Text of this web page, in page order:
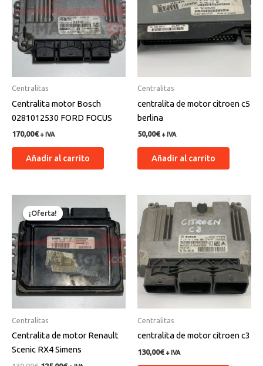
Centralitas
Centralita motor Bosch
0281012530 FORD FOCUS
170,00€ + IVA
Añadir al carrito
Centralitas
centralita de motor citroen c5
berlina
50,00€ + IVA
Añadir al carrito
¡Oferta!
¡Oferta!
Centralitas
Centralita de motor Renault
Scenic RX4 Simens
precio
original
era:
130,00€.
precio
actual
es:
125,00€.
Centralitas
centralita de motor citroen c3
130,00€ + IVA